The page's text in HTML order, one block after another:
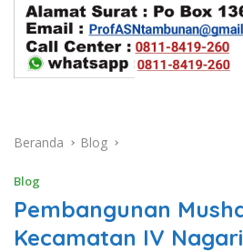
Beranda Blog
Blog
Pembangunan
Kecamatan IV